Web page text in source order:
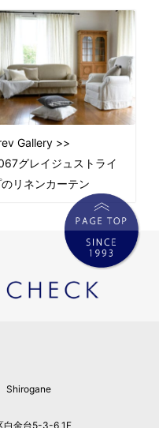
Gallery >>
グレイジュストライ
のリネンカーテン
Shirogane
金台5-3-6 1F